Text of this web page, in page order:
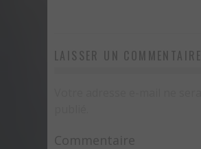
LAISSER UN COMMENTAIRE
Commentaire